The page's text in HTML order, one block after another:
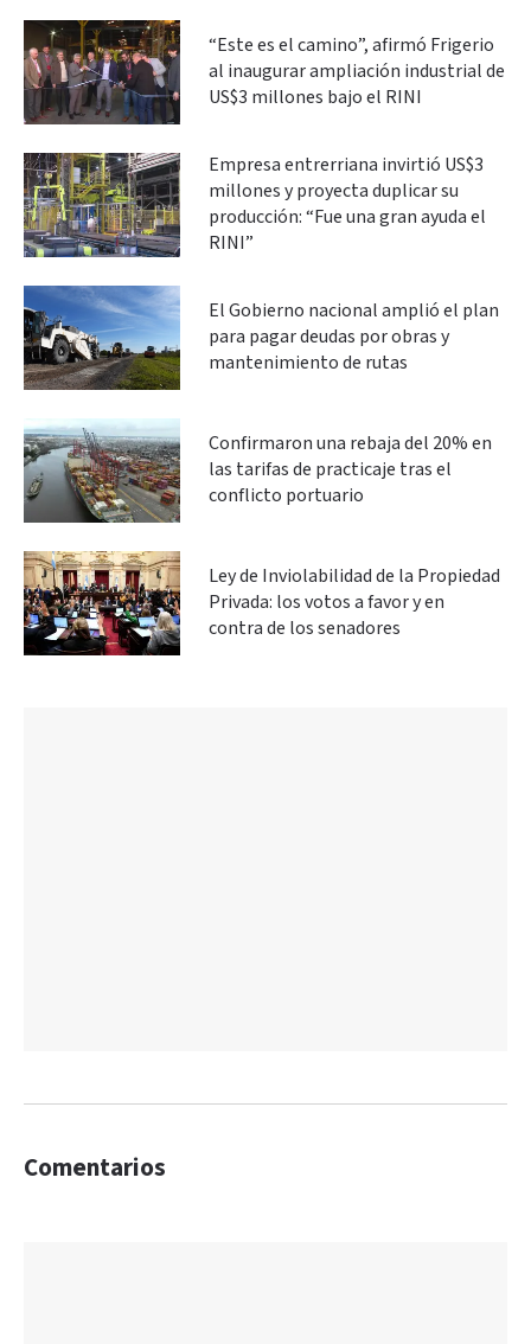
“Este es el camino”, afirmó Frigerio
al inaugurar ampliación industrial de
US$3 millones bajo el RINI
Empresa entrerriana invirtió US$3
millones y proyecta duplicar su
producción: “Fue una gran ayuda el
RINI”
El Gobierno nacional amplió el plan
para pagar deudas por obras y
mantenimiento de rutas
Confirmaron una rebaja del 20% en
las tarifas de practicaje tras el
conflicto portuario
Ley de Inviolabilidad de la Propiedad
Privada: los votos a favor y en
contra de los senadores
Comentarios